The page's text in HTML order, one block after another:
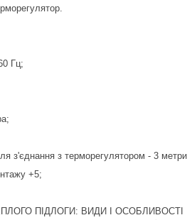
Гц;
з'єднання з терморегулятором - 3
+5;
ПІДЛОГИ: ВИДИ І ОСОБЛИВОСТІ